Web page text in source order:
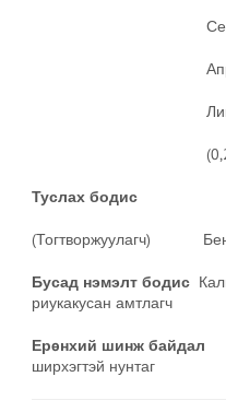
Сенегагийн
Априкот кернел
Ликорицын
(0,21мг
Туслах бодис
(Тогтворжуулагч)
Бусад нэмэлт бодис
риукакусан амтлагч
Ерөнхий шинж байдал
ширхэгтэй нунтаг